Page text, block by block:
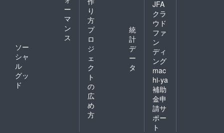
ー
マ
ン
ス
ソー
シャ
ル
グッ
ド
り
方
プ
ロ
ジ
ェ
ク
ト
の
広
め
方
統
計
デ
ー
タ
JFA
クラ
ウド
ファ
ン
ディ
ング
mac
hi-ya
補助
金申
請サ
ポー
ト